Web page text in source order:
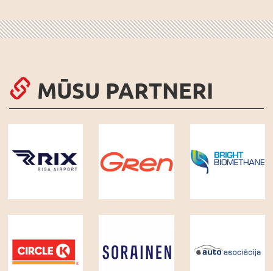
MŪSU PARTNERI